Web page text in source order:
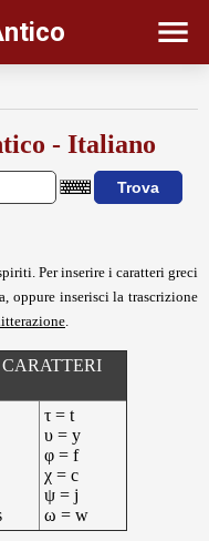
- Italiano
Per inserire i caratteri greci
oppure inserisci la trascrizione
τ = t
υ = y
φ = f
χ = c
ψ = j
ω = w